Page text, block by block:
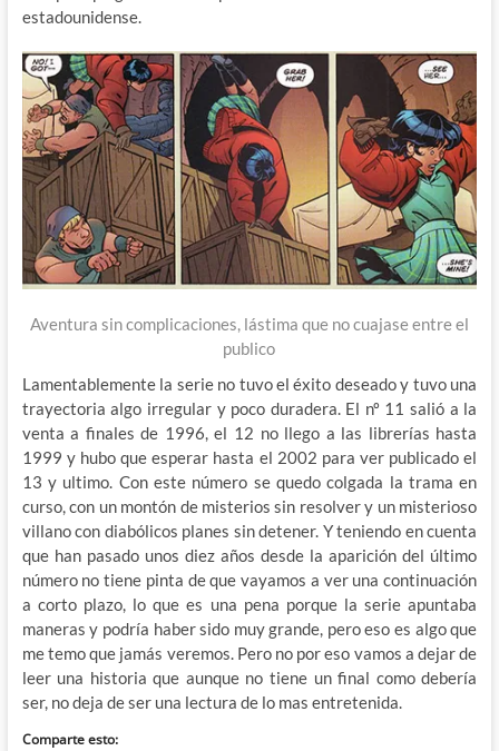
estadounidense.
Aventura sin complicaciones, lástima que no cuajase entre el
publico
Lamentablemente la serie no tuvo el éxito deseado y tuvo una
trayectoria algo irregular y poco duradera. El nº 11 salió a la
venta a finales de 1996, el 12 no llego a las librerías hasta
1999 y hubo que esperar hasta el 2002 para ver publicado el
13 y ultimo. Con este número se quedo colgada la trama en
curso, con un montón de misterios sin resolver y un misterioso
villano con diabólicos planes sin detener. Y teniendo en cuenta
que han pasado unos diez años desde la aparición del último
número no tiene pinta de que vayamos a ver una continuación
a corto plazo, lo que es una pena porque la serie apuntaba
maneras y podría haber sido muy grande, pero eso es algo que
me temo que jamás veremos. Pero no por eso vamos a dejar de
leer una historia que aunque no tiene un final como debería
ser, no deja de ser una lectura de lo mas entretenida.
Comparte esto: